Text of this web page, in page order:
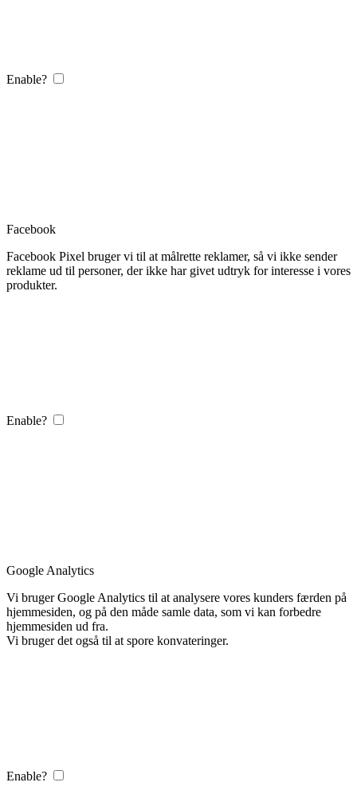
Enable?
Facebook
Facebook Pixel bruger vi til at målrette reklamer, så vi ikke sender
reklame ud til personer, der ikke har givet udtryk for interesse i vores
produkter.
Enable?
Google Analytics
Vi bruger Google Analytics til at analysere vores kunders færden på
hjemmesiden, og på den måde samle data, som vi kan forbedre
hjemmesiden ud fra.
Vi bruger det også til at spore konvateringer.
Enable?